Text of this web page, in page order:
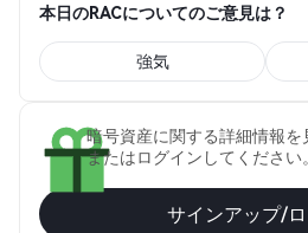
本日のRACについてのご意見は？
強気
暗号資産に関する詳細情報
またはログインしてください。
サインアップ/